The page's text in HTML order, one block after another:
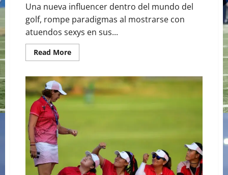
Una nueva influencer dentro del mundo del
golf, rompe paradigmas al mostrarse con
atuendos sexys en sus...
Read MoreRead
more
CHARIS
DESTACA
EN
EL
CON
SUS
ATUENDOS
SEXYS</strong>